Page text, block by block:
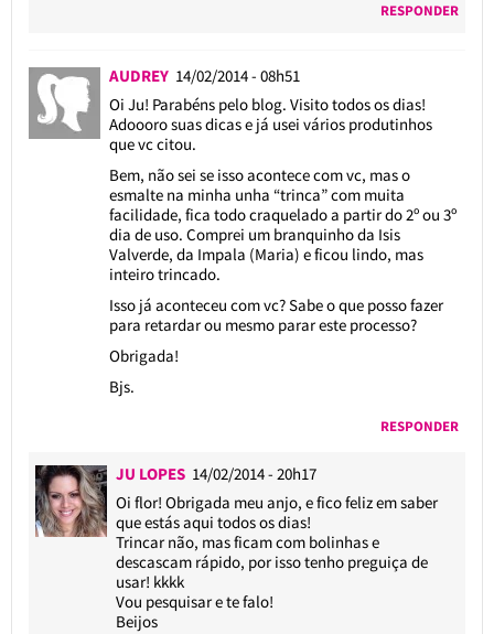
RESPONDER
AUDREY 14/02/2014 - 08h51
Oi Ju! Parabéns pelo blog. Visito todos os dias!
Adoooro suas dicas e já usei vários produtinhos
que vc citou.
Bem, não sei se isso acontece com vc, mas o
esmalte na minha unha “trinca” com muita
facilidade, fica todo craquelado a partir do 2º ou 3º
dia de uso. Comprei um branquinho da Isis
Valverde, da Impala (Maria) e ficou lindo, mas
inteiro trincado.
Isso já aconteceu com vc? Sabe o que posso fazer
para retardar ou mesmo parar este processo?
Obrigada!
Bjs.
RESPONDER
JU LOPES 14/02/2014 - 20h17
Oi flor! Obrigada meu anjo, e fico feliz em saber
que estás aqui todos os dias!
Trincar não, mas ficam com bolinhas e
descascam rápido, por isso tenho preguiça de
usar! kkkk
Vou pesquisar e te falo!
Beijos